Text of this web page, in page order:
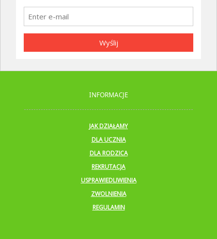
Wyślij
INFORMACJE
JAK DZIAŁAMY
DLA UCZNIA
DLA RODZICA
REKRUTACJA
USPRAWIEDLIWIENIA
ZWOLNIENIA
REGULAMIN